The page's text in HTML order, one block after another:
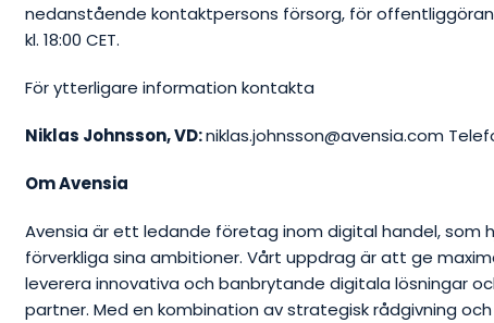
nedanstående kontaktpersons försorg, för
kl. 18:00 CET.
För ytterligare information kontakta
Niklas Johnsson, VD:niklas.johnsson@avensia.com
Om Avensia
Avensia är ett ledande företag inom digital handel, som
förverkliga sina ambitioner. Vårt uppdrag är att ge
leverera innovativa och banbrytande digitala lösningar
partner. Med en kombination av strategisk rådgivning